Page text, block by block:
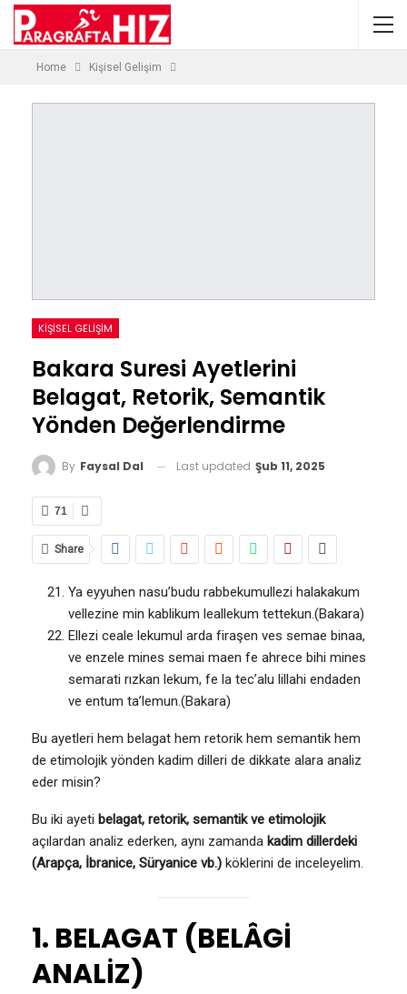
Home Kişisel Gelişim
KIŞISEL GELIŞIM
Bakara Suresi Ayetlerini
Belagat, Retorik, Semantik
Yönden Değerlendirme
By Faysal Dal Last updated Şub 11, 2025
71
Share
Ya eyyuhen nasu’budu rabbekumullezi halakakum
vellezine min kablikum leallekum tettekun.(Bakara)
Ellezi ceale lekumul arda firaşen ves semae binaa,
ve enzele mines semai maen fe ahrece bihi mines
semarati rızkan lekum, fe la tec’alu lillahi endaden
ve entum ta’lemun.(Bakara)
Bu ayetleri hem belagat hem retorik hem semantik hem
de etimolojik yönden kadim dilleri de dikkate alara analiz
eder misin?
Bu iki ayeti belagat, retorik, semantik ve etimolojik
açılardan analiz ederken, aynı zamanda kadim dillerdeki
(Arapça, İbranice, Süryanice vb.) köklerini de inceleyelim.
1. BELAGAT (BELÂGİ
ANALİZ)